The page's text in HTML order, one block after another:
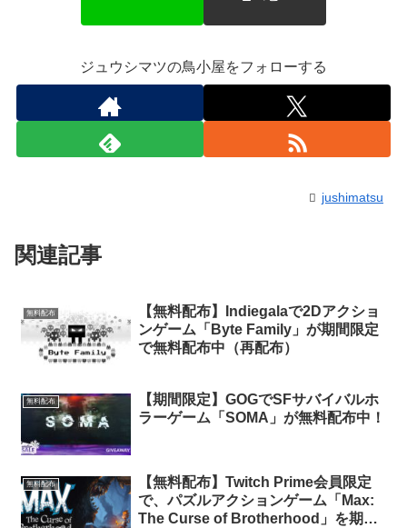
ジュウシマツの鳥小屋をフォローする
jushimatsu
関連記事
無料配布
【無料配布】Indiegalaで2Dアクショ
ンゲーム「Byte Family」が期間限定
で無料配布中（再配布）
無料配布
【期間限定】GOGでSFサバイバルホ
ラーゲーム「SOMA」が無料配布中！
無料配布
【無料配布】Twitch Prime会員限定
で、パズルアクションゲーム「Max:
The Curse of Brotherhood」を期間